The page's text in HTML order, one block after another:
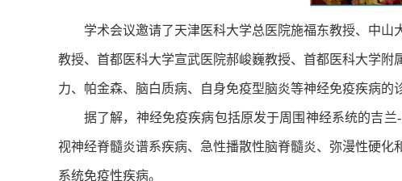
学术会议邀请了天津医科大学总医院施福东教授、中
教授、首都医科大学宣武医院郝峻巍教授、首都医科大学
力、帕金森、脑白质病、自身免疫型脑炎等神经免疫疾病
据了解，神经免疫疾病包括原发于周围神经系统的吉
视神经脊髓炎谱系疾病、急性播散性脑脊髓炎、弥漫性硬
系统免疫性疾病。